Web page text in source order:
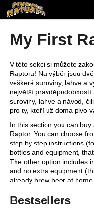
Skip
content
My First
V této sekci si můžete
Raptora! Na výběr jsou
veškeré suroviny, lahve a
největší pravděpodobností
suroviny, lahve a návod,
pro ty, kteří už doma pivo
In this section you can
Raptor. You can choose
step by step instructions
bottles and equipment,
The other option includes
and no extra equipment
already brew beer at
Bestsellers
a
h
a
t
a
r
e
y
o
u
l
o